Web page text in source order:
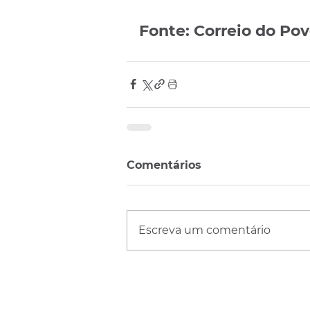
Fonte: Correio do
Comentários
Escreva um comentário